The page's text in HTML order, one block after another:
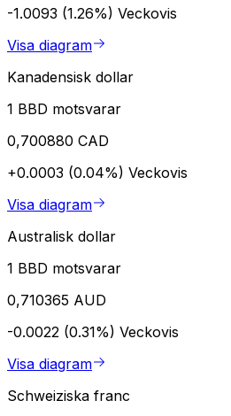
-1.0093 (1.26%) Veckovis
Visa diagram
Kanadensisk dollar
1 BBD motsvarar
0,700880 CAD
+0.0003 (0.04%) Veckovis
Visa diagram
Australisk dollar
1 BBD motsvarar
0,710365 AUD
-0.0022 (0.31%) Veckovis
Visa diagram
Schweiziska franc